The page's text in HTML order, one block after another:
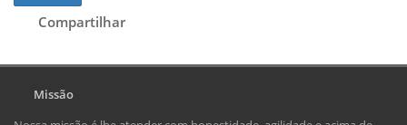
Compartilhar
Missão